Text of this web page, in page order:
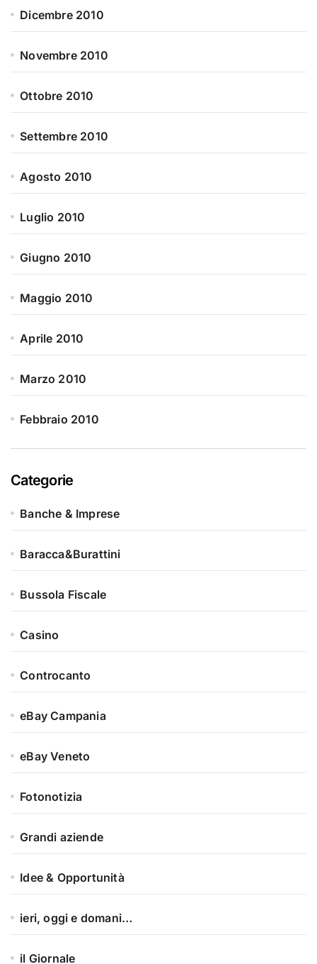
Dicembre 2010
Novembre 2010
Ottobre 2010
Settembre 2010
Agosto 2010
Luglio 2010
Giugno 2010
Maggio 2010
Aprile 2010
Marzo 2010
Febbraio 2010
Categorie
Banche & Imprese
Baracca&Burattini
Bussola Fiscale
Casino
Controcanto
eBay Campania
eBay Veneto
Fotonotizia
Grandi aziende
Idee & Opportunità
ieri, oggi e domani…
il Giornale